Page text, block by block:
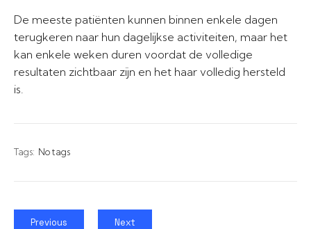
De meeste patiënten kunnen binnen enkele dagen
terugkeren naar hun dagelijkse activiteiten, maar het
kan enkele weken duren voordat de volledige
resultaten zichtbaar zijn en het haar volledig hersteld
is.
Tags: No tags
Previous Next